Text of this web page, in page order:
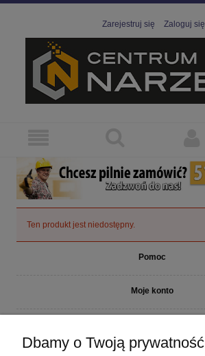
Zarejestruj się Zaloguj się
Ten produkt jest niedostępny.
Pomoc
Moje konto
Dbamy o Twoją prywatność